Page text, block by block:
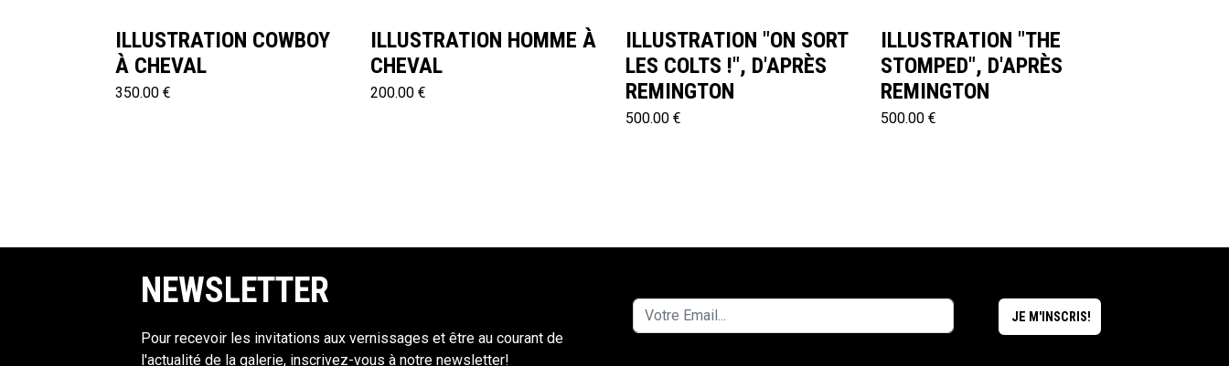
ILLUSTRATION COWBOY
À CHEVAL
350.00 €
ILLUSTRATION HOMME À
CHEVAL
200.00 €
ILLUSTRATION "ON SORT
LES COLTS !", D'APRÈS
REMINGTON
500.00 €
ILLUSTRATION "THE
STOMPED", D'APRÈS
REMINGTON
500.00 €
NEWSLETTER
Pour recevoir les invitations aux vernissages et être au courant de
l'actualité de la galerie, inscrivez-vous à notre newsletter!